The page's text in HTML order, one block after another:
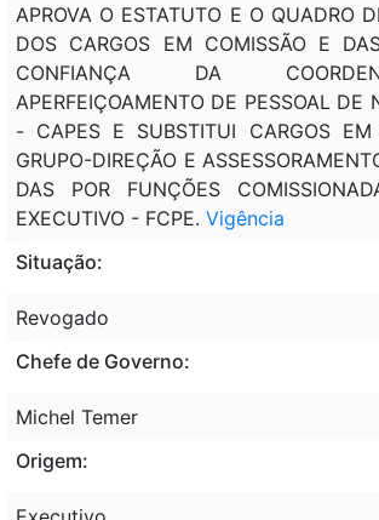
APROVA O ESTATUTO E O QUADRO
DOS CARGOS EM COMISSÃO E
CONFIANÇA DA
APERFEIÇOAMENTO DE PESSOAL DE
- CAPES E SUBSTITUI CARGOS EM
GRUPO-DIREÇÃO E
DAS POR FUNÇÕES
EXECUTIVO - FCPE. Vigência
Situação:
Revogado
Chefe de Governo:
Michel Temer
Origem: